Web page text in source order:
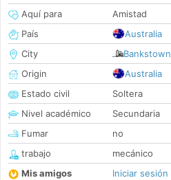
Aquí para
Amistad
País
Australia
City
Bankstown
Origin
Australia
Estado civil
Soltera
Nivel académico
Secundaria
Fumar
no
trabajo
mecánico
Mis amigos
Iniciar sesión